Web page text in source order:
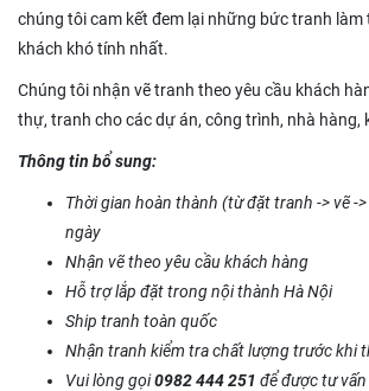
chúng tôi cam kết đem lại những bức tranh
khách khó tính nhất.
Chúng tôi nhận vẽ tranh theo yêu cầu khách
thự, tranh cho các dự án, công trình, nhà hàng,
Thông tin bổ sung:
Thời gian hoàn thành (từ đặt tranh -> vẽ -
ngày
Nhận vẽ theo yêu cầu khách hàng
Hỗ trợ lắp đặt trong nội thành Hà Nội
Ship tranh toàn quốc
Nhận tranh kiểm tra chất lượng trước khi
Vui lòng gọi0982 444 251 để được tư